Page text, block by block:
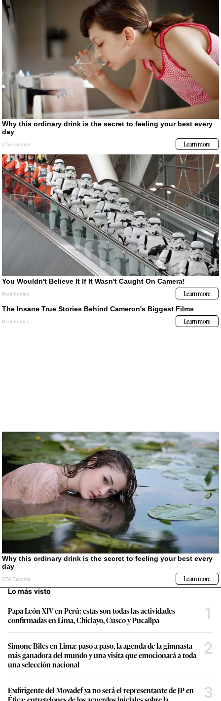
Lo más visto
Papa León XIV en Perú: estas son todas las actividades
confirmadas en Lima, Chiclayo, Cusco y Pucallpa
1
Simone Biles en Lima: paso a paso, la agenda de la gimnasta
más ganadora del mundo y una visita que emocionará a toda
una selección nacional
2
Exdirigente del Movadef ya no será el representante de JP en
3